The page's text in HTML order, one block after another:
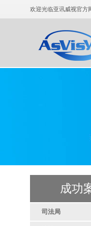
欢迎光临亚讯威视官方
成功
司法局
便携式高清数